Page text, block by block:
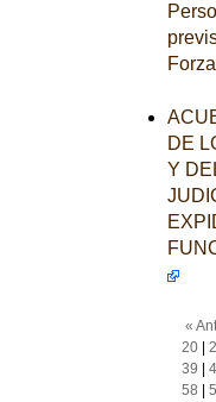
DE
Y
«
20|
39
58